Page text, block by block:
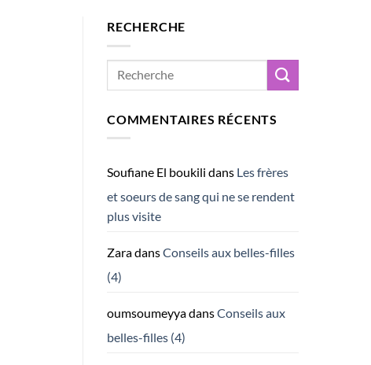
RECHERCHE
COMMENTAIRES RÉCENTS
Soufiane El boukili dans Les frères
et soeurs de sang qui ne se rendent
plus visite
ZaradansConseils aux belles-filles
(4)
oumsoumeyyadansConseils aux
belles-filles (4)